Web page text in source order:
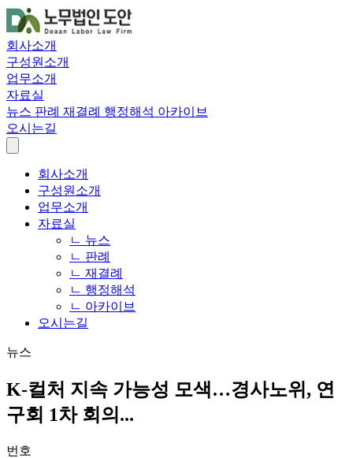
회사소개
구성원소개
업무소개
자료실
뉴스 판례 재결례 행정해석 아카이브
오시는길
회사소개
구성원소개
업무소개
자료실
ㄴ 뉴스
ㄴ 판례
ㄴ 재결례
ㄴ 행정해석
ㄴ 아카이브
오시는길
뉴스
K-컬처 지속 가능성 모색…경사노위, 연
구회 1차 회의...
번호